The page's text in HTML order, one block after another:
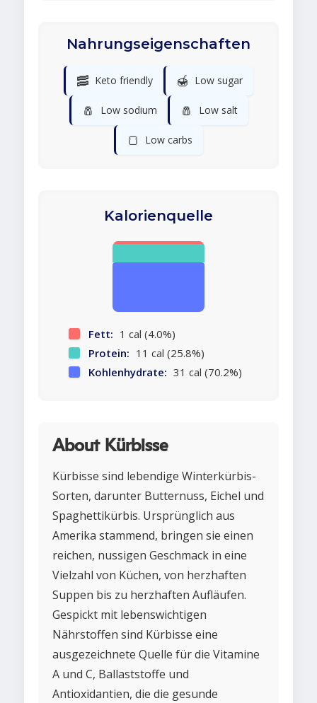
Nahrungseigenschaften
🥓 Keto friendly 🍯 Low sugar
🧂 Low sodium 🧂 Low salt
🍞 Low carbs
Kalorienquelle
Fett: 1 cal (4.0%)
Protein: 11 cal (25.8%)
Kohlenhydrate: 31 cal (70.2%)
About Kürbisse
Kürbisse sind lebendige Winterkürbis-
Sorten, darunter Butternuss, Eichel und
Spaghettikürbis. Ursprünglich aus
Amerika stammend, bringen sie einen
reichen, nussigen Geschmack in eine
Vielzahl von Küchen, von herzhaften
Suppen bis zu herzhaften Aufläufen.
Gespickt mit lebenswichtigen
Nährstoffen sind Kürbisse eine
ausgezeichnete Quelle für die Vitamine
A und C, Ballaststoffe und
Antioxidantien, die die gesunde